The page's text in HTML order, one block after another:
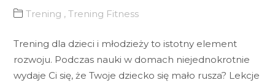
Trening ,Trening Fitness
Trening dla dzieci i młodzieży to istotny element
rozwoju. Podczas nauki w domach niejednokrotnie
wydaje Ci się, że Twoje dziecko się mało rusza? Lekcje